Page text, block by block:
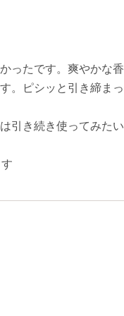
ったです。爽やかな
。ピシッと引き締ま
引き続き使ってみたい